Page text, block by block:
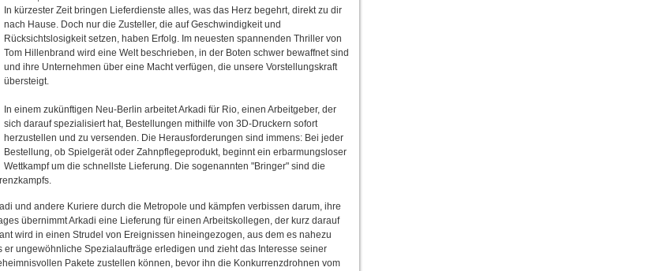
In kürzester Zeit bringen Lieferdienste alles, was das Herz begehrt, direkt zu dir
nach Hause. Doch nur die Zusteller, die auf Geschwindigkeit und
Rücksichtslosigkeit setzen, haben Erfolg. Im neuesten spannenden Thriller von
Tom Hillenbrand wird eine Welt beschrieben, in der Boten schwer bewaffnet sind
und ihre Unternehmen über eine Macht verfügen, die unsere Vorstellungskraft
übersteigt.
In einem zukünftigen Neu-Berlin arbeitet Arkadi für Rio, einen Arbeitgeber, der
sich darauf spezialisiert hat, Bestellungen mithilfe von 3D-Druckern sofort
herzustellen und zu versenden. Die Herausforderungen sind immens: Bei jeder
Bestellung, ob Spielgerät oder Zahnpflegeprodukt, beginnt ein erbarmungsloser
Wettkampf um die schnellste Lieferung. Die sogenannten "Bringer" sind die
und andere Kuriere durch die Metropole und kämpfen verbissen darum, ihre
übernimmt Arkadi eine Lieferung für einen Arbeitskollegen, der kurz darauf
wird in einen Strudel von Ereignissen hineingezogen, aus dem es nahezu
er ungewöhnliche Spezialaufträge erledigen und zieht das Interesse seiner
Pakete zustellen können, bevor ihn die Konkurrenzdrohnen vom